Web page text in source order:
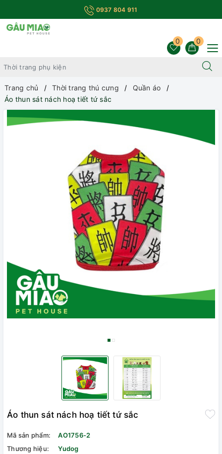
0937 804 911
0
0
Trang chủ Thời trang thú cưng
Quần áo
Áo thun sát nách hoạ tiết tứ sắc
Áo thun sát nách hoạ tiết tứ sắc
Mã sản phẩm:
AO1756-2
Thương hiệu:
Yudog